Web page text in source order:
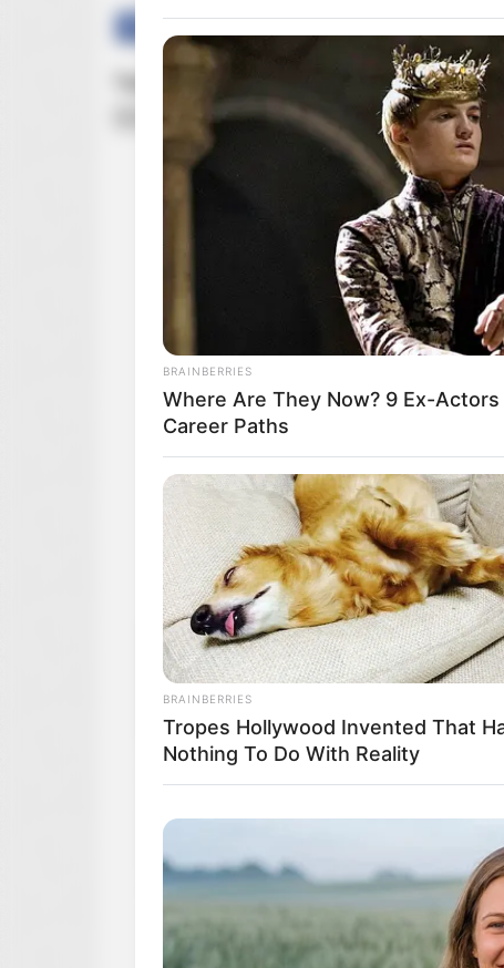
Gwiezdne Wojny
Wars Celebration
Star Wars Celebration 2022
BRAINBERRIES
Where Are They Now? 9 Ex-
Career Paths
BRAINBERRIES
Tropes Hollywood Invented That
Nothing To Do With Reality